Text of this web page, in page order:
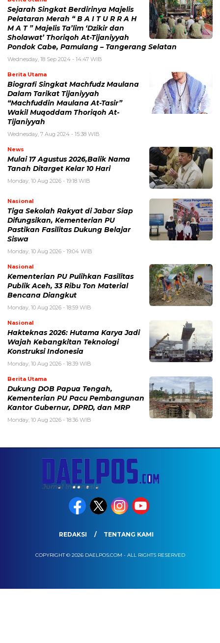
Sejarah Singkat Berdirinya Majelis
Pelataran Merah “ B A I T U R R A H
M A T ” Majelis Ta’lim ‘Dzikir dan
Sholawat’ Thoriqoh At-Tijaniyyah
Pondok Cabe, Pamulang – Tangerang Selatan
Wednesday, 18 Sep 2024 - 14:47 WIB
Berita Utama
Biografi Singkat Machfudz Maulana
Dalam Tarikat Tijaniyyah
“Machfuddin Maulana At-Tasir”
Wakil Muqoddam Thoriqoh At-
Tijaniyyah
Wednesday, 7 Aug 2024 - 15:38 WIB
News
Mulai 17 Agustus 2026,Balik Nama
Tanah Ditarget Kelar 10 Hari
Monday, 10 Aug 2026 - 19:18 WIB
Nasional
Tiga Sekolah Rakyat di Jabar Siap
Difungsikan, Kementerian PU
Pastikan Fasilitas Dukung Belajar
Siswa
Monday, 10 Aug 2026 - 19:04 WIB
Nasional
Kementerian PU Pulihkan Fasilitas
Publik Aceh, 33 Ribu Ton Material
Bencana Diangkut
Monday, 10 Aug 2026 - 18:59 WIB
Nasional
Hakteknas 2026: Hutama Karya Jadi
Wajah Kebangkitan Teknologi
Konstruksi Indonesia
Monday, 10 Aug 2026 - 18:39 WIB
Berita Utama
Dukung DOB Papua Tengah,
Kementerian PU Pacu Pembangunan
Kantor Gubernur, DPRD, dan MRP
Monday, 10 Aug 2026 - 18:36 WIB
REDAKSI TENTANG KAMI
COPYRIGHT © 2026 DAELPOS.COM - ALL RIGHTS RESERVED